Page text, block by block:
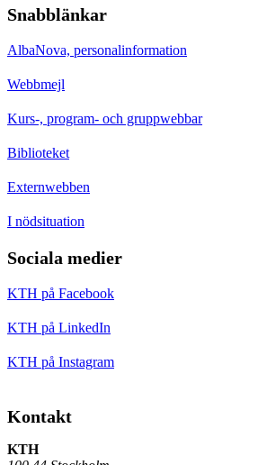
Snabblänkar
AlbaNova, personalinformation
Webbmejl
Kurs-, program- och gruppwebbar
Biblioteket
Externwebben
I nödsituation
Sociala medier
KTH på Facebook
KTH på LinkedIn
KTH på Instagram
Kontakt
KTH